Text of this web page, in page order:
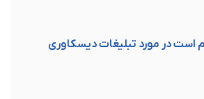
است در مورد تبلیغات دیسکاوری